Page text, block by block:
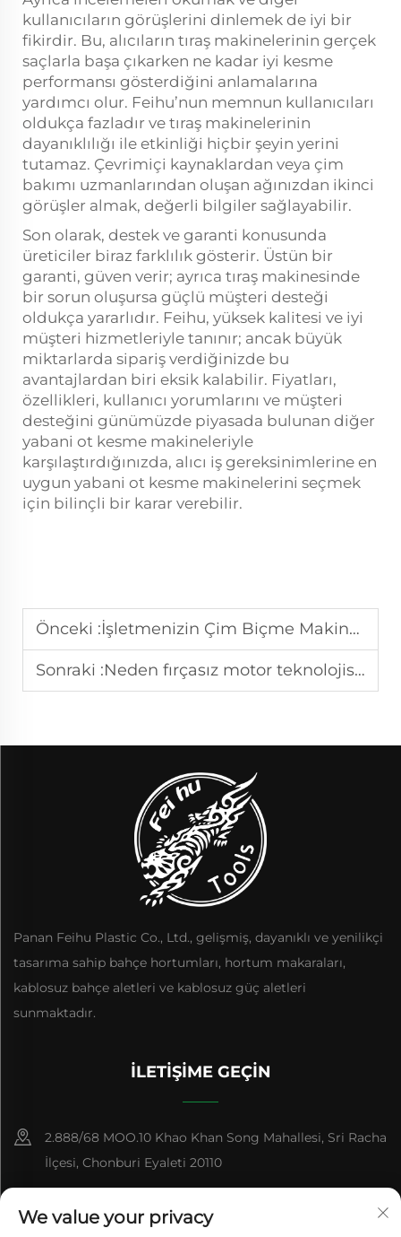
kullanıcıların görüşlerini dinlemek de iyi bir
fikirdir. Bu, alıcıların tıraş makinelerinin gerçek
saçlarla başa çıkarken ne kadar iyi kesme
performansı gösterdiğini anlamalarına
yardımcı olur. Feihu’nun memnun kullanıcıları
oldukça fazladır ve tıraş makinelerinin
dayanıklılığı ile etkinliği hiçbir şeyin yerini
tutamaz. Çevrimiçi kaynaklardan veya çim
bakımı uzmanlarından oluşan ağınızdan ikinci
görüşler almak, değerli bilgiler sağlayabilir.
Son olarak, destek ve garanti konusunda
üreticiler biraz farklılık gösterir. Üstün bir
garanti, güven verir; ayrıca tıraş makinesinde
bir sorun oluşursa güçlü müşteri desteği
oldukça yararlıdır. Feihu, yüksek kalitesi ve iyi
müşteri hizmetleriyle tanınır; ancak büyük
miktarlarda sipariş verdiğinizde bu
avantajlardan biri eksik kalabilir. Fiyatları,
özellikleri, kullanıcı yorumlarını ve müşteri
desteğini günümüzde piyasada bulunan diğer
yabani ot kesme makineleriyle
karşılaştırdığınızda, alıcı iş gereksinimlerine en
uygun yabani ot kesme makinelerini seçmek
için bilinçli bir karar verebilir.
Önceki :İşletmenizin Çim Biçme Makinesi Kiralama Hizmeti Sunmasının Nedenleri
Sonraki :Neden fırçasız motor teknolojisi ağır iş yüküne dayanıklı çim biçme makinaları için kritik öneme sahiptir
Panan Feihu Plastic Co., Ltd., gelişmiş, dayanıklı ve yenilikçi
tasarıma sahip bahçe hortumları, hortum makaraları,
kablosuz bahçe aletleri ve kablosuz güç aletleri
sunmaktadır.
İLETIŞIME GEÇIN
2.888/68 MOO.10 Khao Khan Song Mahallesi, Sri Racha
İlçesi, Chonburi Eyaleti 20110
We value your privacy